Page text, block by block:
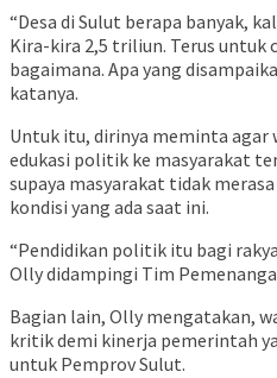
“Desa di Sulut berapa banyak,
Kira-kira 2,5 triliun. Terus untuk
bagaimana. Apa yang
katanya.
Untuk itu, dirinya meminta agar
edukasi politik ke masyarakat
supaya masyarakat tidak
kondisi yang ada saat ini.
“Pendidikan politik itu bagi
Olly didampingi Tim
Bagian lain, Olly mengatakan,
kritik demi kinerja pemerintah
untuk Pemprov Sulut.